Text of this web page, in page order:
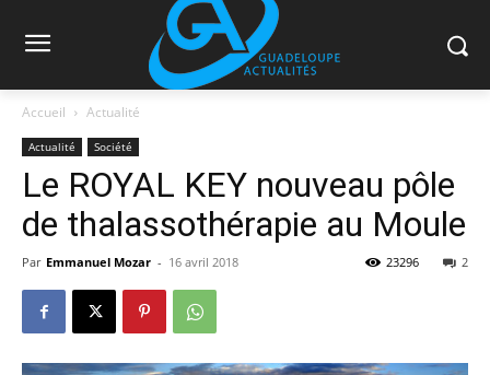
Accueil Actualité
Actualité Société
Le ROYAL KEY nouveau pôle
de thalassothérapie au Moule
Par Emmanuel Mozar - 16 avril 2018 2
23296